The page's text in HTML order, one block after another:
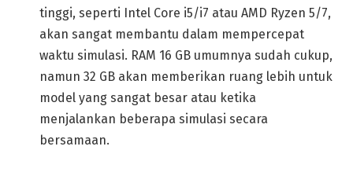
tinggi, seperti Intel Core i5/i7 atau AMD Ryzen 5/7,
akan sangat membantu dalam mempercepat
waktu simulasi. RAM 16 GB umumnya sudah cukup,
namun 32 GB akan memberikan ruang lebih untuk
model yang sangat besar atau ketika
menjalankan beberapa simulasi secara
bersamaan.